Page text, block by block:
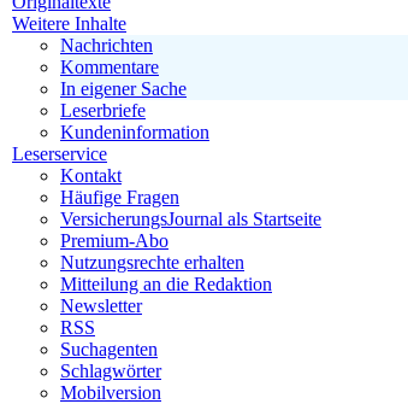
Weitere Inhalte
Nachrichten
Kommentare
In eigener Sache
Leserbriefe
Kundeninformation
Leserservice
Kontakt
Häufige Fragen
VersicherungsJournal als Startseite
Premium-Abo
Nutzungsrechte erhalten
Mitteilung an die Redaktion
Newsletter
RSS
Suchagenten
Schlagwörter
Mobilversion